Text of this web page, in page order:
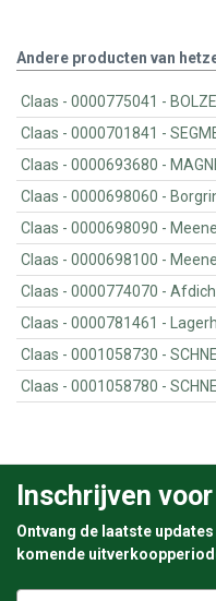
Andere producten van
Claas - 0000775041 -
Claas - 0000701841
Claas -
Claas - 0000698060 -
Claas -
Claas -
Claas -
Claas -
Claas -
Claas -
Inschrijven
Ontvang de laatste
komende